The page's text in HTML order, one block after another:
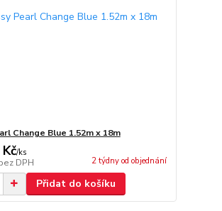
Change Blue 1.52m x 18m
/ks
DPH 2 týdny od objednání
Přidat do košíku